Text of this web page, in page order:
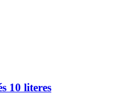
10 literes